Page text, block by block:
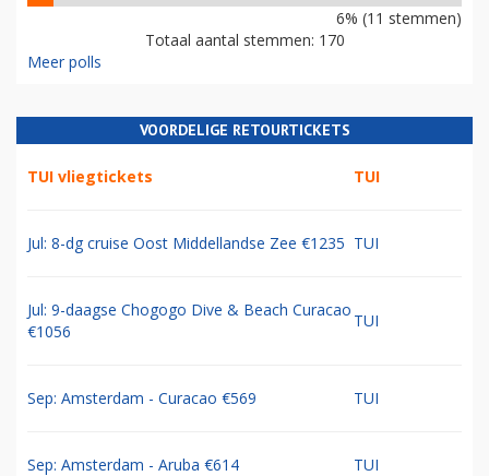
6% (11 stemmen)
Totaal aantal stemmen: 170
Meer polls
VOORDELIGE RETOURTICKETS
TUI vliegtickets TUI
Jul: 8-dg cruise Oost Middellandse Zee €1235 TUI
Jul: 9-daagse Chogogo Dive & Beach Curacao
€1056
TUI
Sep: Amsterdam - Curacao €569 TUI
Sep: Amsterdam - Aruba €614 TUI